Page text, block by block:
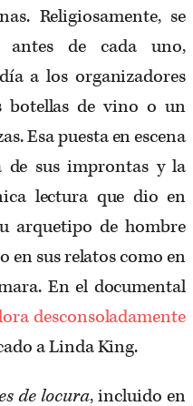
Religiosamente, se
antes de cada uno,
a los organizadores
botellas de vino o un
Esa puesta en escena
de sus improntas y la
lectura que dio en
arquetipo de hombre
en sus relatos como en
En el documental
desconsoladamente
a Linda King.
de locura, incluido en